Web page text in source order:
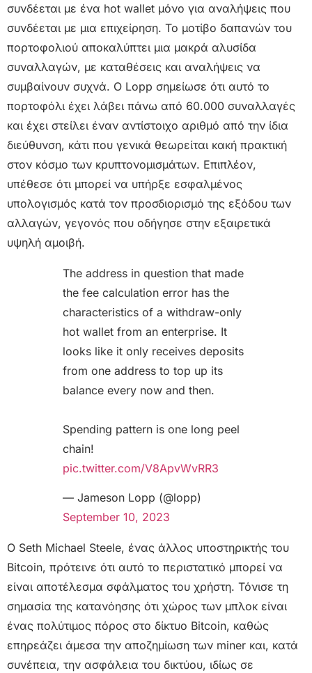
συνδέεται με ένα hot wallet μόνο για αναλήψεις που
συνδέεται με μια επιχείρηση. Το μοτίβο δαπανών του
πορτοφολιού αποκαλύπτει μια μακρά αλυσίδα
συναλλαγών, με καταθέσεις και αναλήψεις να
συμβαίνουν συχνά. Ο Lopp σημείωσε ότι αυτό το
πορτοφόλι έχει λάβει πάνω από 60.000 συναλλαγές
και έχει στείλει έναν αντίστοιχο αριθμό από την ίδια
διεύθυνση, κάτι που γενικά θεωρείται κακή πρακτική
στον κόσμο των κρυπτονομισμάτων. Επιπλέον,
υπέθεσε ότι μπορεί να υπήρξε εσφαλμένος
υπολογισμός κατά τον προσδιορισμό της εξόδου των
αλλαγών, γεγονός που οδήγησε στην εξαιρετικά
υψηλή αμοιβή.
The address in question that made
the fee calculation error has the
characteristics of a withdraw-only
hot wallet from an enterprise. It
looks like it only receives deposits
from one address to top up its
balance every now and then.
Spending pattern is one long peel
chain!
pic.twitter.com/V8ApvWvRR3
— Jameson Lopp (@lopp)
September 10, 2023
Ο Seth Michael Steele, ένας άλλος υποστηρικτής του
Bitcoin, πρότεινε ότι αυτό το περιστατικό μπορεί να
είναι αποτέλεσμα σφάλματος του χρήστη. Τόνισε τη
σημασία της κατανόησης ότι χώρος των μπλοκ είναι
ένας πολύτιμος πόρος στο δίκτυο Bitcoin, καθώς
επηρεάζει άμεσα την αποζημίωση των miner και, κατά
συνέπεια, την ασφάλεια του δικτύου, ιδίως σε